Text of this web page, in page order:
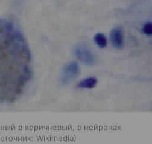
в коричневый, в нейронах
Wikimedia